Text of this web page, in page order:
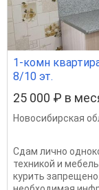
1-комн
8/10 эт.
25 000 ₽ в
Новосибирская
Сдам лично
техникой и
курить